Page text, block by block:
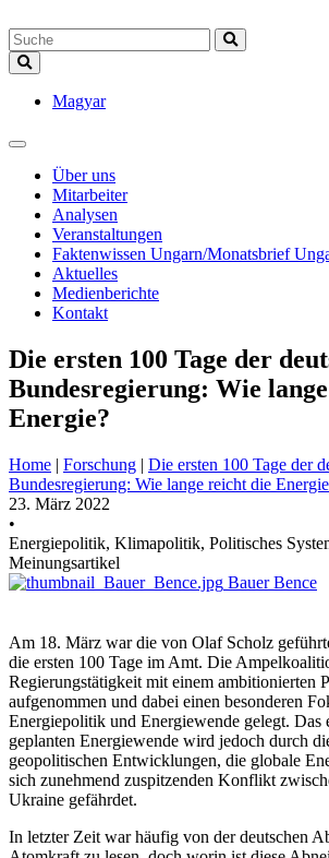
Magyar
Über uns
Mitarbeiter
Analysen
Veranstaltungen
Faktenwissen Ungarn/Monatsbrief
Aktuelles
Medienberichte
Kontakt
Die ersten 100 Tage der
Bundesregierung: Wie
Energie?
Home | Forschung | Die ersten 100 Tage der
Bundesregierung: Wie lange reicht die
23. März 2022
•
Energiepolitik, Klimapolitik, Politisches
Meinungsartikel
Bauer Bence
Am 18. März war die von Olaf Scholz
die ersten 100 Tage im Amt. Die
Regierungstätigkeit mit einem ambitionierten
aufgenommen und dabei einen besonderen
Energiepolitik und Energiewende gelegt. Das
geplanten Energiewende wird jedoch durch
geopolitischen Entwicklungen, die globale
sich zunehmend zuspitzenden Konflikt
Ukraine gefährdet.
In letzter Zeit war häufig von der deutschen